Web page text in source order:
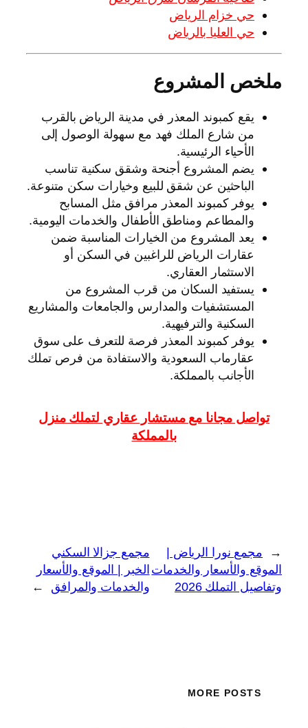
حي خزام الرياض
حي العليا بالرياض
ملخص المشروع
يقع كمبوند المعذر في مدينة الرياض بالقرب
من شارع الملك فهد مع سهولة الوصول إلى
الأحياء الرئيسية.
يضم المشروع أجنحة وشقق سكنية تناسب
الباحثين عن شقق للبيع وخيارات سكن متنوعة.
يوفر كمبوند المعذر مرافق مثل المسابح
والمطاعم ومناطق الأطفال والخدمات اليومية.
يعد المشروع من الخيارات المناسبة ضمن
عقارات الرياض للراغبين في السكن أو
الاستثمار العقاري.
يستفيد السكان من قرب المشروع من
المستشفيات والمدارس والجامعات والمشاريع
السكنية والترفيهية.
يوفر كمبوند المعذر فرصة للتعرف على سوق
عقارماب السعودية والاستفادة من فرص تملك
الأجانب بالمملكة.
تواصل مجانا مع مستشار عقاري لتملك منزل
بالمملكة
←
مجمع نورا الرياض |
الموقع والأسعار والخدمات
وتفاصيل التملك 2026
مجمع جزالا السكني
الخبر | الموقع والأسعار
والخدمات والمرافق
→
MORE POSTS